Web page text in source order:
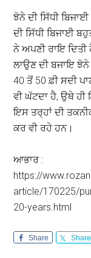
ਝੋਨੇ ਦੀ ਸਿੱਧੀ
ਦੀ ਸਿੱਧੀ ਬਿਜਾਈ
ਨੇ ਅਪਣੀ ਰਾਇ ਦਿਤੀ
ਲਾਉਣ ਦੀ ਬਜਾਇ
40 ਤੋਂ 50 ਫ਼ੀ ਸਦੀ
ਵੀ ਘੱਟਦਾ ਹੈ, ਉਥੇ ਹੀ
ਇਸ ਤਰ੍ਹਾਂ ਦੀ
ਕਰ ਵੀ ਰਹੇ ਹਨ।
ਆਭਾਰ :
https://
article/170225/
20-years.html
Share Share